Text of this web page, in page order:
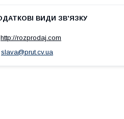
http://rozprodaj.com
slava@prut.cv.ua